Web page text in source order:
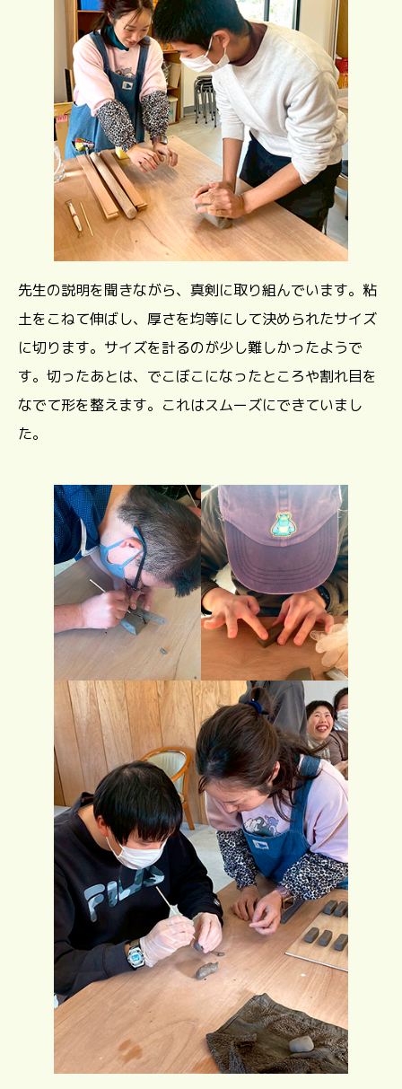
先生の説明を聞きながら、真剣に取り組んでいます。粘
土をこねて伸ばし、厚さを均等にして決められたサイズ
に切ります。サイズを計るのが少し難しかったようで
す。切ったあとは、でこぼこになったところや割れ目を
なでて形を整えます。これはスムーズにできていまし
た。